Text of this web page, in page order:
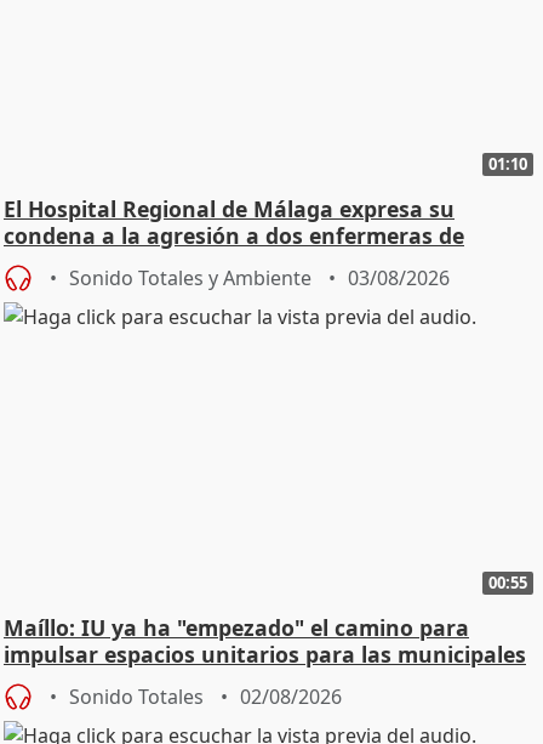
01:10
El Hospital Regional de Málaga expresa su
condena a la agresión a dos enfermeras de
Urgencias
Sonido Totales y Ambiente 03/08/2026
00:55
Maíllo: IU ya ha "empezado" el camino para
impulsar espacios unitarios para las municipales
Sonido Totales 02/08/2026